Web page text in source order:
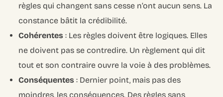
règles qui changent sans cesse n’ont aucun sens. La
constance bâtit la crédibilité.
Cohérentes : Les règles doivent être logiques. Elles
ne doivent pas se contredire. Un règlement qui dit
tout et son contraire ouvre la voie à des problèmes.
Conséquentes : Dernier point, mais pas des
moindres, les conséquences. Des règles sans